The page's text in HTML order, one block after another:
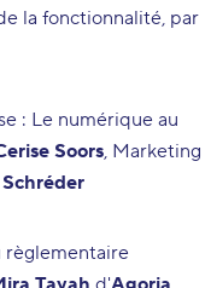
la fonctionnalité, par
: Le numérique au
Soors, Marketing
Schréder
règlementaire